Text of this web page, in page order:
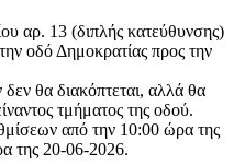
αρ. 13 (διπλής κατεύθυνσης)
οδό Δημοκρατίας προς την
θα διακόπτεται, αλλά θα
τμήματος της οδού.
από την 10:00 ώρα της
της 20-06-2026.